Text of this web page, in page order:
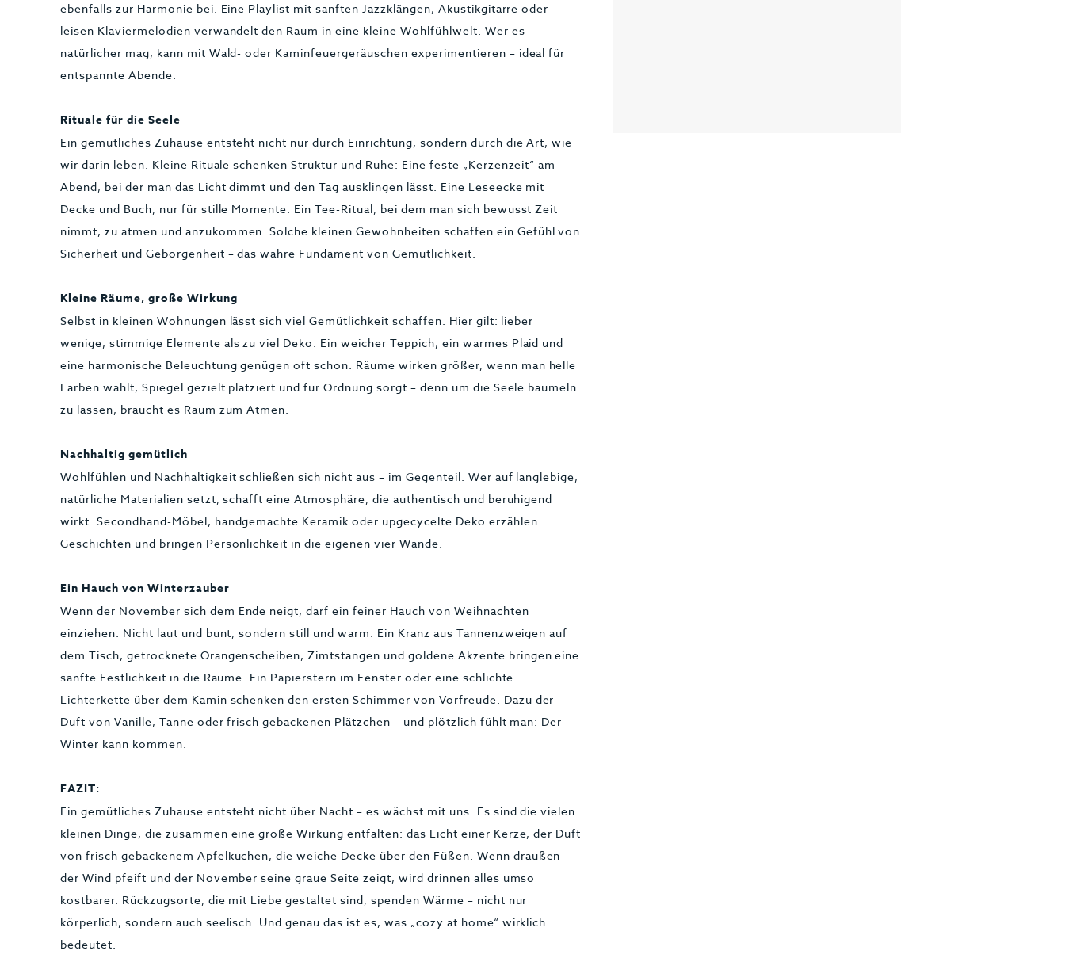
ebenfalls zur Harmonie bei. Eine Playlist mit sanften Jazzklängen, Akustikgitarre oder
leisen Klaviermelodien verwandelt den Raum in eine kleine Wohlfühlwelt. Wer es
natürlicher mag, kann mit Wald- oder Kaminfeuergeräuschen experimentieren – ideal für
entspannte Abende.
Rituale für die Seele
Ein gemütliches Zuhause entsteht nicht nur durch Einrichtung, sondern durch die Art, wie
wir darin leben. Kleine Rituale schenken Struktur und Ruhe: Eine feste „Kerzenzeit“ am
Abend, bei der man das Licht dimmt und den Tag ausklingen lässt. Eine Leseecke mit
Decke und Buch, nur für stille Momente. Ein Tee-Ritual, bei dem man sich bewusst Zeit
nimmt, zu atmen und anzukommen. Solche kleinen Gewohnheiten schaffen ein Gefühl von
Sicherheit und Geborgenheit – das wahre Fundament von Gemütlichkeit.
Kleine Räume, große Wirkung
Selbst in kleinen Wohnungen lässt sich viel Gemütlichkeit schaffen. Hier gilt: lieber
wenige, stimmige Elemente als zu viel Deko. Ein weicher Teppich, ein warmes Plaid und
eine harmonische Beleuchtung genügen oft schon. Räume wirken größer, wenn man helle
Farben wählt, Spiegel gezielt platziert und für Ordnung sorgt – denn um die Seele baumeln
zu lassen, braucht es Raum zum Atmen.
Nachhaltig gemütlich
Wohlfühlen und Nachhaltigkeit schließen sich nicht aus – im Gegenteil. Wer auf langlebige,
natürliche Materialien setzt, schafft eine Atmosphäre, die authentisch und beruhigend
wirkt. Secondhand-Möbel, handgemachte Keramik oder upgecycelte Deko erzählen
Geschichten und bringen Persönlichkeit in die eigenen vier Wände.
Ein Hauch von Winterzauber
Wenn der November sich dem Ende neigt, darf ein feiner Hauch von Weihnachten
einziehen. Nicht laut und bunt, sondern still und warm. Ein Kranz aus Tannenzweigen auf
dem Tisch, getrocknete Orangenscheiben, Zimtstangen und goldene Akzente bringen eine
sanfte Festlichkeit in die Räume. Ein Papierstern im Fenster oder eine schlichte
Lichterkette über dem Kamin schenken den ersten Schimmer von Vorfreude. Dazu der
Duft von Vanille, Tanne oder frisch gebackenen Plätzchen – und plötzlich fühlt man: Der
Winter kann kommen.
FAZIT:
Ein gemütliches Zuhause entsteht nicht über Nacht – es wächst mit uns. Es sind die vielen
kleinen Dinge, die zusammen eine große Wirkung entfalten: das Licht einer Kerze, der Duft
von frisch gebackenem Apfelkuchen, die weiche Decke über den Füßen. Wenn draußen
der Wind pfeift und der November seine graue Seite zeigt, wird drinnen alles umso
kostbarer. Rückzugsorte, die mit Liebe gestaltet sind, spenden Wärme – nicht nur
körperlich, sondern auch seelisch. Und genau das ist es, was „cozy at home“ wirklich
bedeutet.